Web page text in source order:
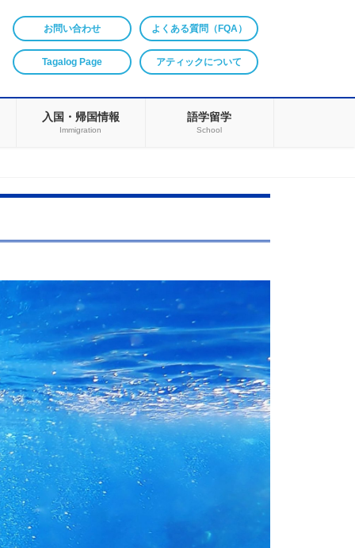
お問い合わせ よくある質問（FQA）
Tagalog Page アティックについて
入国・帰国情報
Immigration
語学留学
School